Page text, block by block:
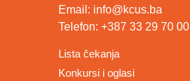
Email: info@kcus.ba
Telefon: +387 33 29 70 00
Lista čekanja
Konkursi i oglasi